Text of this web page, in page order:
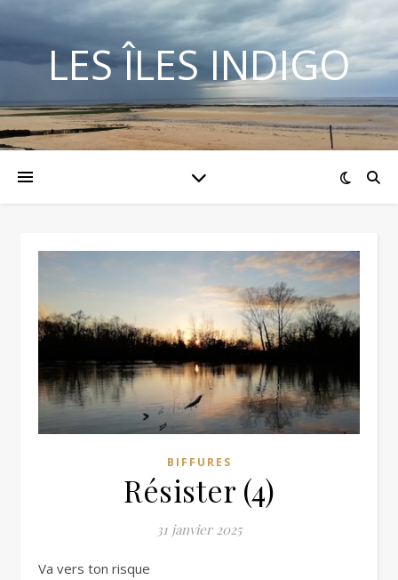
LES ÎLES INDIGO
BIFFURES
Résister (4)
31 janvier 2025
Va vers ton risque